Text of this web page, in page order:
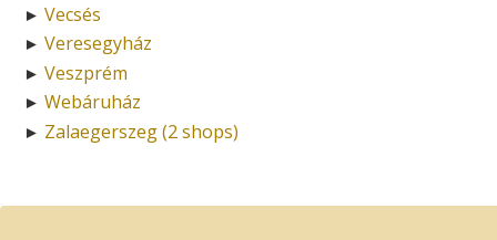
► Vecsés
► Veresegyház
► Veszprém
► Webáruház
► Zalaegerszeg (2 shops)